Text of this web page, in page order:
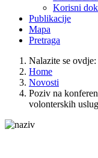
Korisni
Publikacije
Mapa
Pretraga
Nalazite se ovdje:
Home
Novosti
Poziv na
volonterskih